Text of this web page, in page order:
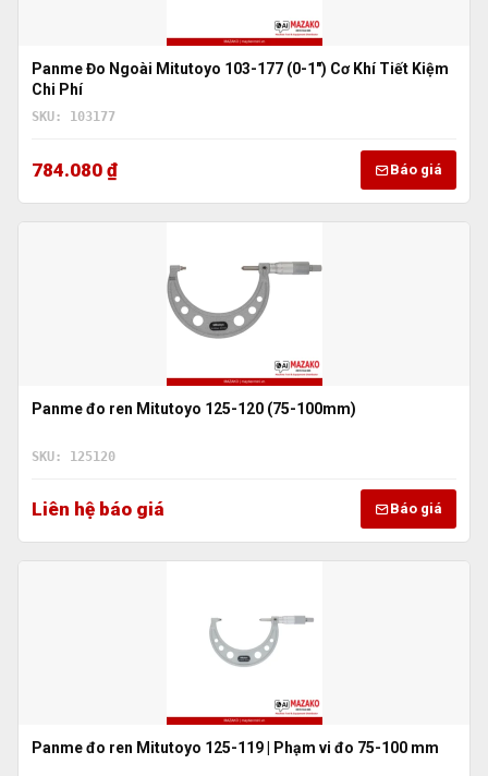
Panme Đo Ngoài Mitutoyo 103-177 (0-1″) Cơ Khí Tiết Kiệm
Chi Phí
SKU: 103177
784.080 ₫ Báo giá
Panme đo ren Mitutoyo 125-120 (75-100mm)
SKU: 125120
Liên hệ báo giá Báo giá
Panme đo ren Mitutoyo 125-119 | Phạm vi đo 75-100 mm